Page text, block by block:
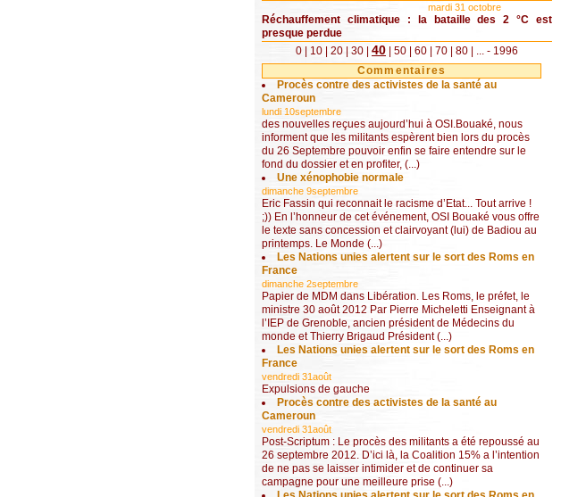
mardi 31 octobre
Réchauffement climatique : la bataille des 2 °C est
presque perdue
0 | 10 | 20 | 30 | 40 | 50 | 60 | 70 | 80 |
- 1996
Commentaires
Procès contre des activistes de la santé au
Cameroun
lundi 10septembre
des nouvelles reçues aujourd’hui à OSI.Bouaké, nous
informent que les militants espèrent bien lors du procès
du 26 Septembre pouvoir enfin se faire entendre sur le
fond du dossier et en profiter, (...)
Une xénophobie normale
dimanche 9septembre
Eric Fassin qui reconnait le racisme d’Etat... Tout arrive !
;)) En l’honneur de cet événement, OSI Bouaké vous offre
le texte sans concession et clairvoyant (lui) de Badiou au
printemps. Le Monde (...)
Les Nations unies alertent sur le sort des Roms en
France
dimanche 2septembre
Papier de MDM dans Libération. Les Roms, le préfet, le
ministre 30 août 2012 Par Pierre Micheletti Enseignant à
l’IEP de Grenoble, ancien président de Médecins du
monde et Thierry Brigaud Président (...)
Les Nations unies alertent sur le sort des Roms en
France
vendredi 31août
Expulsions de gauche
Procès contre des activistes de la santé au
Cameroun
vendredi 31août
Post-Scriptum : Le procès des militants a été repoussé au
26 septembre 2012. D’ici là, la Coalition 15% a l’intention
de ne pas se laisser intimider et de continuer sa
campagne pour une meilleure prise (...)